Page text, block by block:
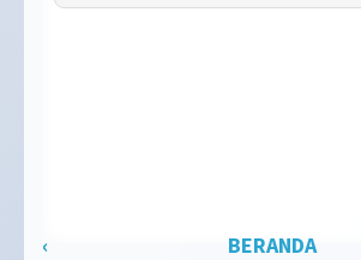
‹
BERANDA